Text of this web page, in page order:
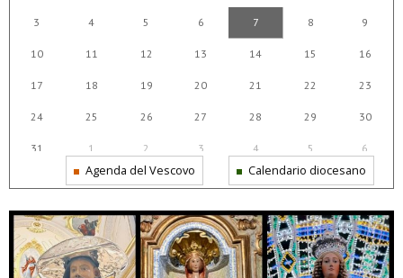
3 4 5 6 7 8 9
10 11 12 13 14 15 16
17 18 19 20 21 22 23
24 25 26 27 28 29 30
31 1 2 3 4 5 6
Agenda del Vescovo Calendario diocesano